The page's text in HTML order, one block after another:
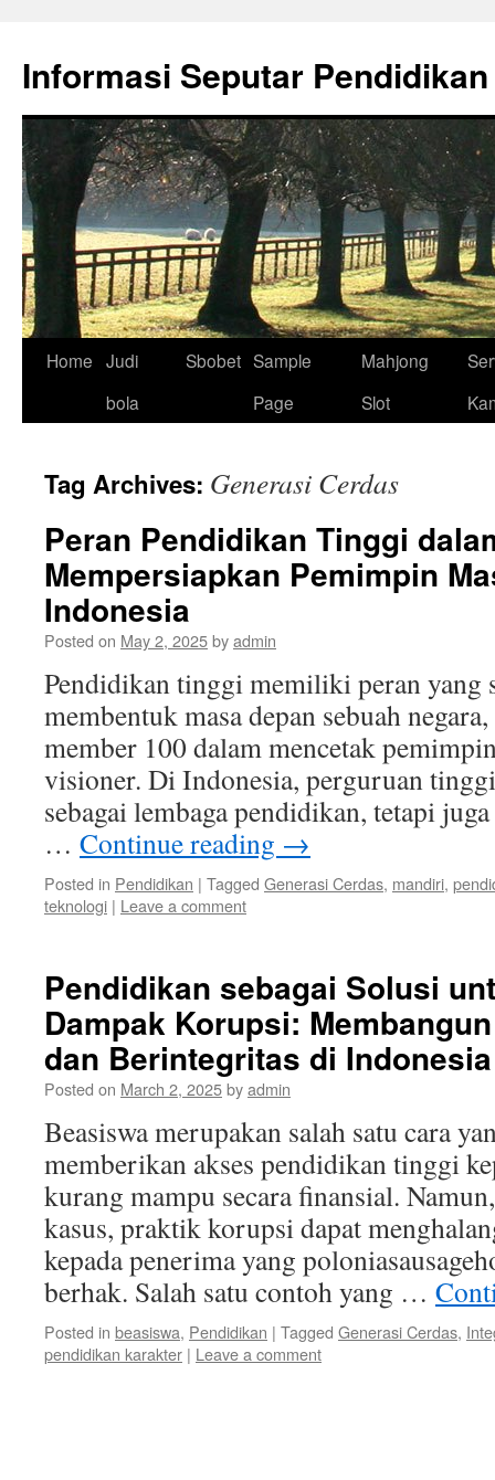
content
Informasi Seputar Pendidikan
Home Judi
bola
Sbobet Sample
Page
Mahjong
Slot
Tag Archives: Generasi Cerdas
Peran Pendidikan Tinggi
Mempersiapkan Pemimpin
Indonesia
Posted on May 2, 2025byadmin
Pendidikan tinggi memiliki peran yang
membentuk masa depan sebuah
member 100 dalam mencetak
visioner. Di Indonesia, perguruan
sebagai lembaga pendidikan, tetapi
… Continue reading →
Posted in Pendidikan | Tagged Generasi Cerdas, mandiri,
teknologi | Leave a comment
Pendidikan sebagai Solusi
Dampak Korupsi:
dan Berintegritas di Indonesia
Posted on March 2, 2025byadmin
Beasiswa merupakan salah satu cara
memberikan akses pendidikan tinggi
kurang mampu secara finansial.
kasus, praktik korupsi dapat
kepada penerima yang
berhak. Salah satu contoh yang …
Posted in beasiswa, Pendidikan | Tagged Generasi Cerdas,
pendidikan karakter | Leave a comment